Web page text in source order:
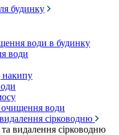
будинку
води в будинку
води
накипу
води
видалення сірководню
та видалення сірководню